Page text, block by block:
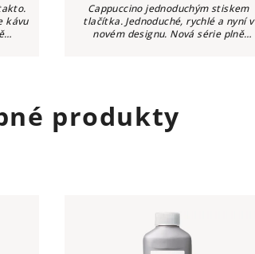
kávu
Cappuccino jednoduchým stiskem
tlačítka. Jednoduché, rychlé a nyní v
novém designu. Nová série plně
produkty